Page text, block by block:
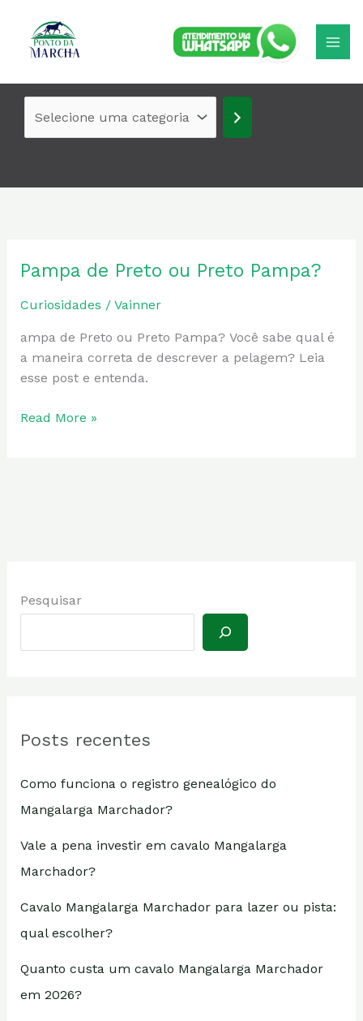
uma
categoria
Pampa de Preto ou Preto Pampa?
Curiosidades / Vainner
ampa de Preto ou Preto Pampa? Você sabe qual é
a maneira correta de descrever a pelagem? Leia
esse post e entenda.
Pampa
Preto
Preto
Read More »
Pesquisar
Posts recentes
Como funciona o registro genealógico do
Mangalarga Marchador?
Vale a pena investir em cavalo Mangalarga
Marchador?
Cavalo Mangalarga Marchador para lazer ou pista:
qual escolher?
Quanto custa um cavalo Mangalarga Marchador
em 2026?